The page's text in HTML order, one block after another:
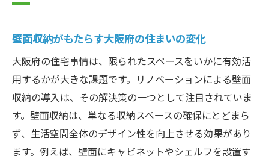
壁面収納がもたらす大阪府の住まいの変化
大阪府の住宅事情は、限られたスペースをいかに有効活
用するかが大きな課題です。リノベーションによる壁面
収納の導入は、その解決策の一つとして注目されていま
す。壁面収納は、単なる収納スペースの確保にとどまら
ず、生活空間全体のデザイン性を向上させる効果があり
ます。例えば、壁面にキャビネットやシェルフを設置す